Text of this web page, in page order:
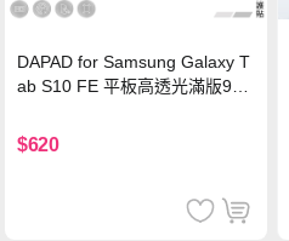
DAPAD for Samsung Galaxy T
ab S10 FE 平板高透光滿版9H
$620